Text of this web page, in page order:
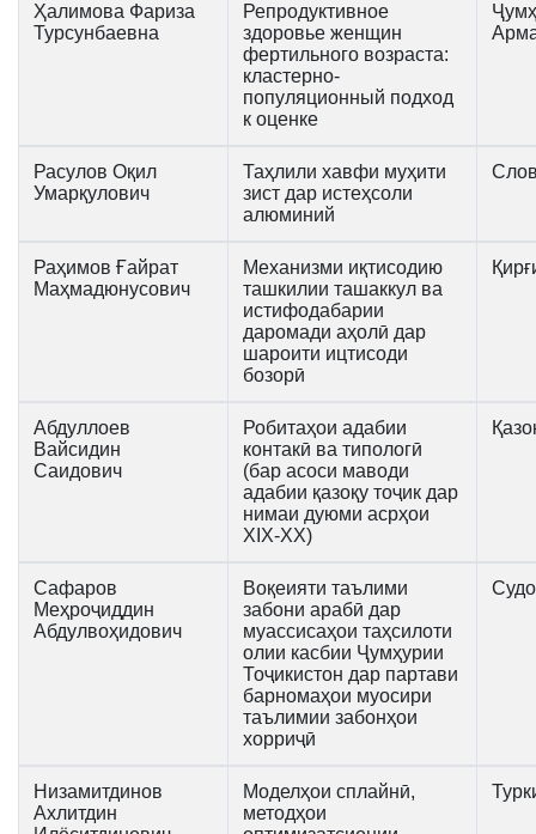
Ҳалимова Фариза
Турсунбаевна
Репродуктивное
здоровье женщин
фертильного возраста:
кластерно-
популяционный подход
к оценке
Расулов Оқил
Умарқулович
Таҳлили хавфи муҳити
зист дар истеҳсоли
алюминий
Раҳимов Ғайрат
Маҳмадюнусович
Механизми иқтисодию
ташкилии ташаккул ва
истифодабарии
даромади аҳолӣ дар
шароити ицтисоди
бозорӣ
Абдуллоев
Вайсидин
Саидович
Робитаҳои адабии
контакӣ ва типологӣ
(бар асоси маводи
адабии қазоқу тоҷик дар
нимаи дуюми асрҳои
XIX-XX)
Сафаров
Меҳроҷиддин
Абдулвоҳидович
Воқеияти таълими
забони арабӣ дар
муассисаҳои таҳсилоти
олии касбии Ҷумҳурии
Тоҷикистон дар партави
барномаҳои муосири
таълимии забонҳои
хорриҷӣ
Низамитдинов
Ахлитдин
Моделҳои сплайнӣ,
методҳои